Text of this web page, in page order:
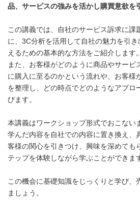
品、サービスの強みを活かし購買意欲を
この講義では、自社のサービス訴求に課
に、3C分析を活用して自社の魅力を引
えるための基本的な方法をご紹介します。
また、お客様がどのように商品やサービ
に購入に至るのかという流れや、お客様
を整理し、どの時点でどのようなアプロ
びます。
本講義はワークショップ形式でおこない
学んだ内容を自社での内容に置き換え、
客様の関心を引きつけ、興味を深めても
テップを体験しながら学ぶことができま
この機会に基礎知識をじっくりと学び、
ましょう。